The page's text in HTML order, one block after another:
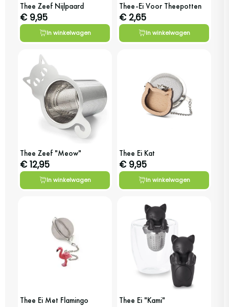
Thee Zeef Nijlpaard
€ 9,95
In winkelwagen
Thee-Ei Voor Theepotten
€ 2,65
In winkelwagen
Thee Zeef "Meow"
€ 12,95
In winkelwagen
Thee Ei Kat
€ 9,95
In winkelwagen
Thee Ei Met Flamingo Thee Ei "Kami"